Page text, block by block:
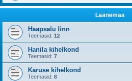
Läänemaa
Haapsalu linn
Teemasid: 12
Hanila kihelkond
Teemasid: 7
Karuse kihelkond
Teemasid: 8